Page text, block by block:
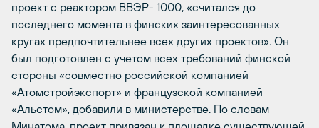
проект с реактором ВВЭР- 1000, «считался до
последнего момента в финских заинтересованных
кругах предпочтительнее всех других проектов». Он
был подготовлен с учетом всех требований финской
стороны «совместно российской компанией
«Атомстройэкспорт» и французской компанией
«Альстом», добавили в министерстве. По словам